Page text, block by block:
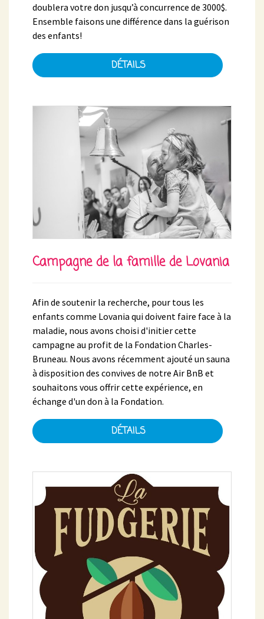
doublera votre don jusqu’à concurrence de 3000$.
Ensemble faisons une différence dans la guérison
des enfants!
DÉTAILS
Campagne de la famille de Lovania
Afin de soutenir la recherche, pour tous les
enfants comme Lovania qui doivent faire face à la
maladie, nous avons choisi d'initier cette
campagne au profit de la Fondation Charles-
Bruneau. Nous avons récemment ajouté un sauna
à disposition des convives de notre Air BnB et
souhaitons vous offrir cette expérience, en
échange d'un don à la Fondation.
DÉTAILS